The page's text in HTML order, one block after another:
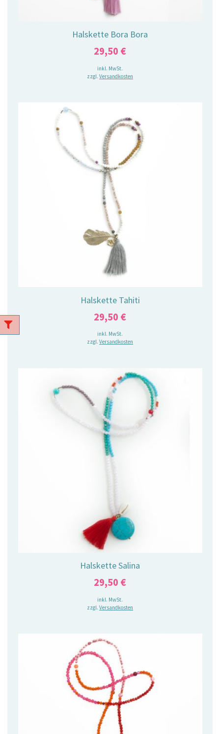
Halskette Bora Bora
29,50 €
inkl. MwSt.
zzgl. Versandkosten
Halskette Tahiti
29,50 €
inkl. MwSt.
zzgl. Versandkosten
Halskette Salina
29,50 €
inkl. MwSt.
zzgl. Versandkosten